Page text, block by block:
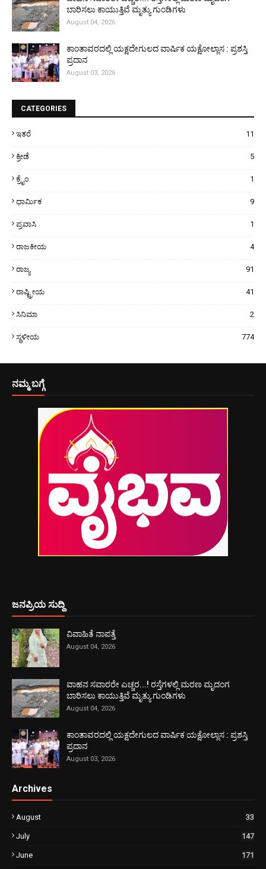
ಬಾರಿಸಲು ಕಾಯುತ್ತಿವೆ ಮೃತ್ಯು ಗುಂಡಿಗಳು
August 04, 2026
ಕಾಂತಾವರದಲ್ಲಿ ಯಕ್ಷದೇಗುಲದ ವಾರ್ಷಿಕ ಯಕ್ಷೋಲ್ಲಾಸ : ಪ್ರಶಸ್ತಿ
ಪ್ರದಾನ
August 03, 2026
CATEGORIES
ಇತರೆ 11
ಕ್ರೀಡೆ 5
ಕ್ರೈಂ 1
ಧಾರ್ಮಿಕ 9
ಪ್ರವಾಸಿ 1
ರಾಜಕೀಯ 4
ರಾಜ್ಯ 91
ರಾಷ್ಟ್ರೀಯ 41
ಸಿನಿಮಾ 2
ಸ್ಥಳೀಯ 774
ನಮ್ಮ ಬಗ್ಗೆ
ಜನಪ್ರಿಯ ಸುದ್ದಿ
ವಿವಾಹಿತೆ ನಾಪತ್ತೆ
August 04, 2026
ವಾಹನ ಸವಾರರೇ ಎಚ್ಚರ...! ರಸ್ತೆಗಳಲ್ಲಿ ಮರಣ ಮೃದಂಗ
ಬಾರಿಸಲು ಕಾಯುತ್ತಿವೆ ಮೃತ್ಯು ಗುಂಡಿಗಳು
August 04, 2026
ಕಾಂತಾವರದಲ್ಲಿ ಯಕ್ಷದೇಗುಲದ ವಾರ್ಷಿಕ ಯಕ್ಷೋಲ್ಲಾಸ : ಪ್ರಶಸ್ತಿ
ಪ್ರದಾನ
August 03, 2026
Archives
August 33
July 147
June 171